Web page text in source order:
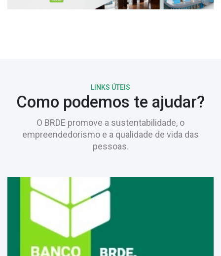
LINKS ÚTEIS
Como podemos te ajudar?
O BRDE promove a sustentabilidade, o
empreendedorismo e a qualidade de vida das
pessoas.